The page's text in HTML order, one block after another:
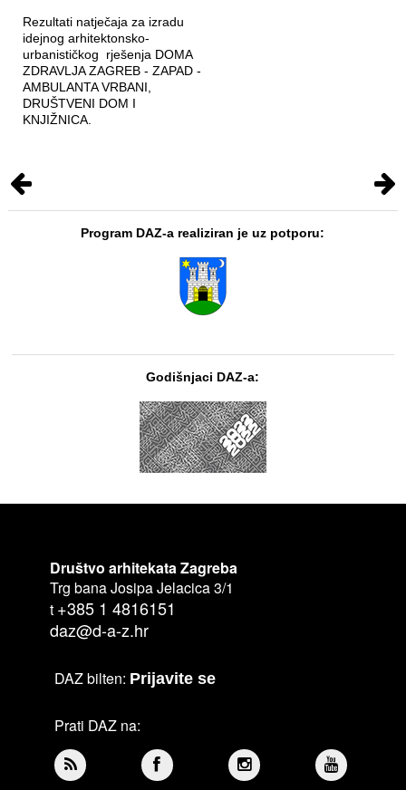
Rezultati natječaja za izradu
idejnog arhitektonsko-
urbanističkog rješenja DOMA
ZDRAVLJA ZAGREB - ZAPAD -
AMBULANTA VRBANI,
DRUŠTVENI DOM I
KNJIŽNICA.
Program DAZ-a realiziran je uz potporu:
Godišnjaci DAZ-a:
Društvo arhitekata Zagreba
Trg bana Josipa Jelacica 3/1
t +385 1 4816151
daz@d-a-z.hr
DAZ bilten: Prijavite se
Prati DAZ na: